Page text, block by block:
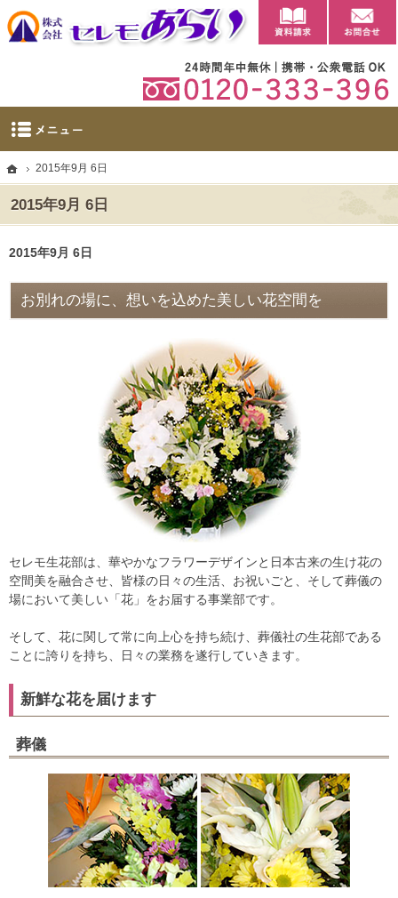
ホーム
2015年9月 6日
2015年9月 6日
太田市に自社斎場を完備。群馬県太田市・大泉町の葬儀・家族葬・葬祭なら当社へ。
【公式】群馬県太田市・大泉町の葬儀・家族葬・葬祭ならセレモあらい
2015年9月 6日
お別れの場に、想いを込めた美しい花空間を
セレモ生花部は、華やかなフラワーデザインと日本古来の生け花の
空間美を融合させ、皆様の日々の生活、お祝いごと、そして葬儀の
場において美しい「花」をお届する事業部です。
そして、花に関して常に向上心を持ち続け、葬儀社の生花部である
ことに誇りを持ち、日々の業務を遂行していきます。
新鮮な花を届けます
葬儀
資料請求